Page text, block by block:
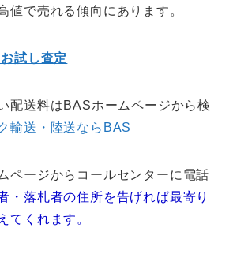
値で売れる傾向にあります。
試し査定
配送料はBASホームページから検
輸送・陸送なら BAS
ページからコールセンターに電話
・落札者の住所を告げれば最寄り
てくれます。